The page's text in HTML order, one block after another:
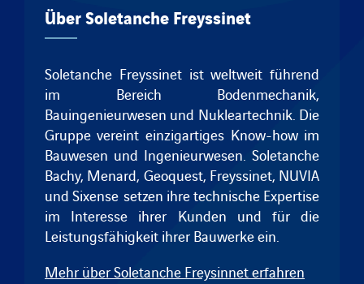
Über Soletanche Freyssinet
Soletanche Freyssinet ist weltweit führend
im Bereich Bodenmechanik,
Bauingenieurwesen und Nukleartechnik. Die
Gruppe vereint einzigartiges Know-how im
Bauwesen und Ingenieurwesen. Soletanche
Bachy, Menard, Geoquest, Freyssinet, NUVIA
und Sixense setzen ihre technische Expertise
im Interesse ihrer Kunden und für die
Leistungsfähigkeit ihrer Bauwerke ein.
Mehr über Soletanche Freysinnet erfahren